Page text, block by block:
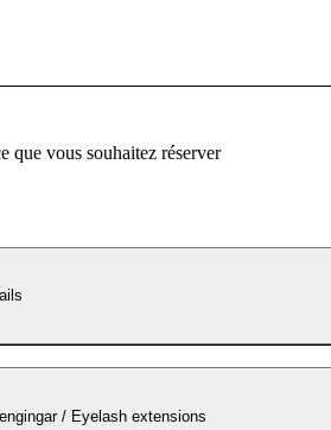
que vous souhaitez réserver
/ Eyelash extensions